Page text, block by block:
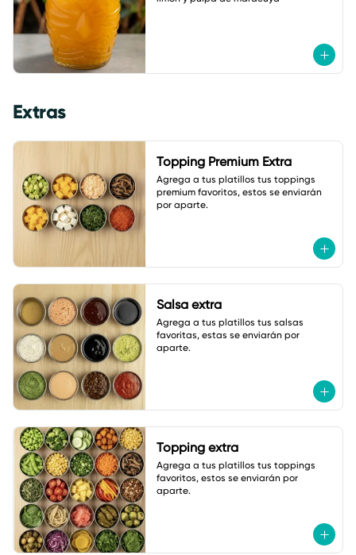
Extras
Topping Premium Extra
Agrega a tus platillos tus toppings
premium favoritos, estos se enviarán
por aparte.
Salsa extra
Agrega a tus platillos tus salsas
favoritas, estas se enviarán por
aparte.
Topping extra
Agrega a tus platillos tus toppings
favoritos, estos se enviarán por
aparte.